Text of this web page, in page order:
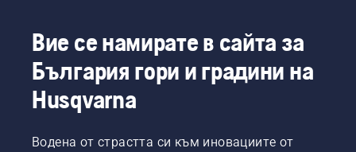
Вие се намирате в сайта за
България гори и градини на
Husqvarna
Водена от страстта си към иновациите от